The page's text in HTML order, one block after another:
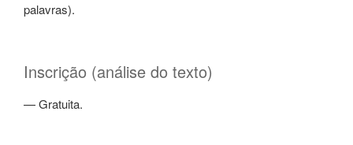
palavras).
Inscrição (análise do texto)
— Gratuita.